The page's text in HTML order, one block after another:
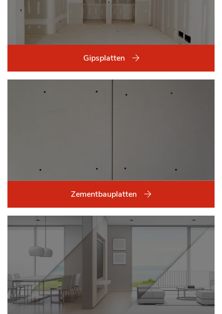
Gipsplatten
Zementbauplatten